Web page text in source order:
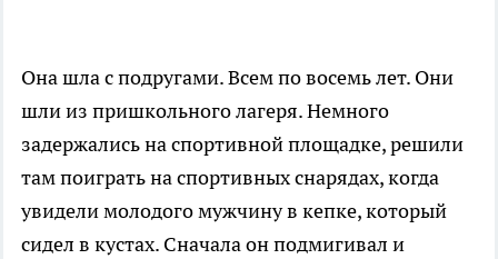
Она шла с подругами. Всем по восемь лет. Они
шли из пришкольного лагеря. Немного
задержались на спортивной площадке, решили
там поиграть на спортивных снарядах, когда
увидели молодого мужчину в кепке, который
сидел в кустах. Сначала он подмигивал и